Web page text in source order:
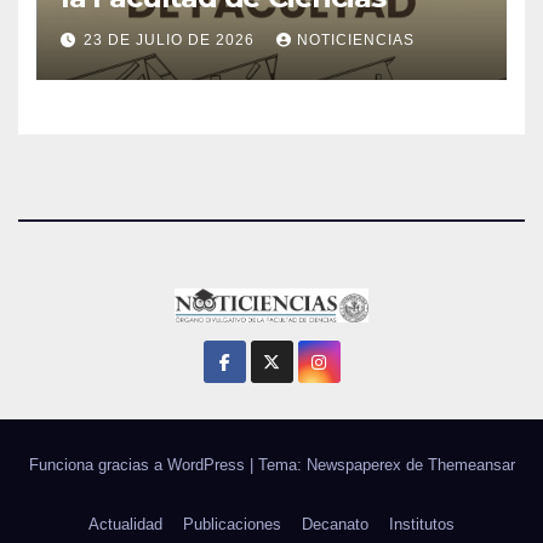
23 DE JULIO DE 2026 NOTICIENCIAS
Funciona gracias a WordPress Tema: Newspaperex de Themeansar
Actualidad Publicaciones Decanato Institutos